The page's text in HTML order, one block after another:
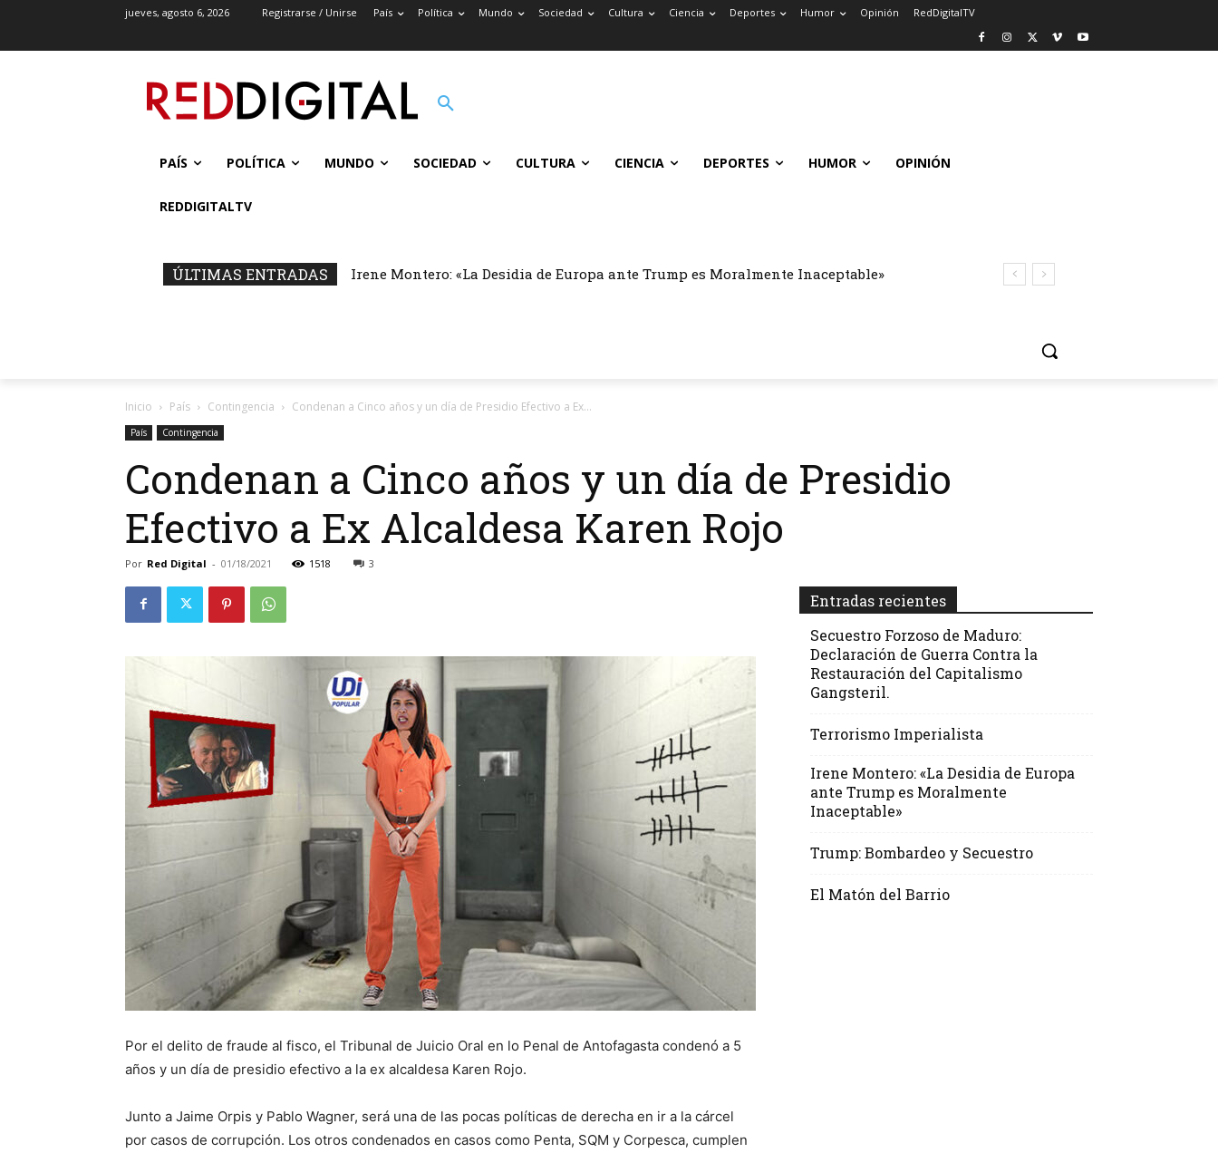
jueves, agosto 6, 2026 Registrarse / Unirse País Política Mundo Sociedad Cultura Ciencia Deportes Humor Opinión RedDigitalTV
PAÍS POLÍTICA MUNDO SOCIEDAD CULTURA CIENCIA DEPORTES HUMOR OPINIÓN
REDDIGITALTV
ÚLTIMAS ENTRADAS Irene Montero: «La Desidia de Europa ante Trump es Moralmente Inaceptable»
Inicio País Contingencia Condenan a Cinco años y un día de Presidio Efectivo a Ex...
País Contingencia
Condenan a Cinco años y un día de Presidio
Efectivo a Ex Alcaldesa Karen Rojo
Por Red Digital - 01/18/2021 1518 3
Por el delito de fraude al fisco, el Tribunal de Juicio Oral en lo Penal de Antofagasta condenó a 5
años y un día de presidio efectivo a la ex alcaldesa Karen Rojo.
Junto a Jaime Orpis y Pablo Wagner, será una de las pocas políticas de derecha en ir a la cárcel
por casos de corrupción. Los otros condenados en casos como Penta, SQM y Corpesca, cumplen
Entradas recientes
Secuestro Forzoso de Maduro:
Declaración de Guerra Contra la
Restauración del Capitalismo
Gangsteril.
Terrorismo Imperialista
Irene Montero: «La Desidia de Europa
ante Trump es Moralmente
Inaceptable»
Trump: Bombardeo y Secuestro
El Matón del Barrio